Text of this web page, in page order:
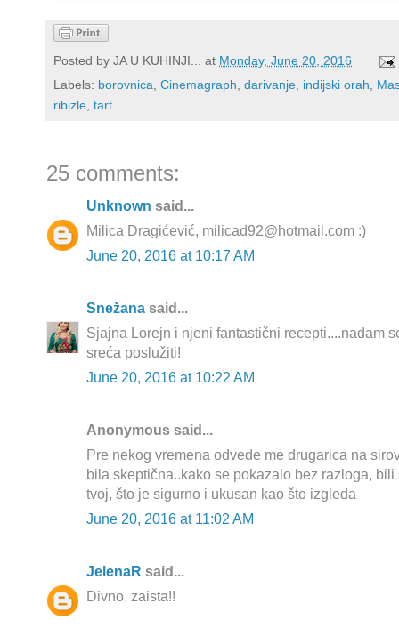
Posted by JA U KUHINJI... at Monday, June 20, 2016
Labels: borovnica, Cinemagraph, darivanje, indijski orah,
ribizle, tart
25 comments:
Unknown said...
Milica Dragićević, milicad92@hotmail.com :)
June 20, 2016 at 10:17 AM
Snežana said...
Sjajna Lorejn i njeni fantastični recepti....nadam
sreća poslužiti!
June 20, 2016 at 10:22 AM
Anonymous said...
Pre nekog vremena odvede me drugarica na
bila skeptična..kako se pokazalo bez razloga,
tvoj, što je sigurno i ukusan kao što izgleda
June 20, 2016 at 11:02 AM
JelenaR said...
Divno, zaista!!